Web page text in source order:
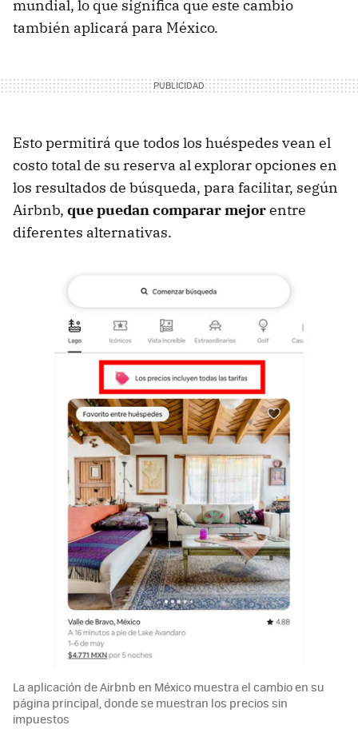
mundial, lo que significa que este cambio
también aplicará para México.
Esto permitirá que todos los huéspedes vean el
costo total de su reserva al explorar opciones en
los resultados de búsqueda, para facilitar, según
Airbnb, que puedan comparar mejorentre
diferentes alternativas.
La aplicación de Airbnb en México muestra el cambio en su
página principal, donde se muestran los precios sin
impuestos